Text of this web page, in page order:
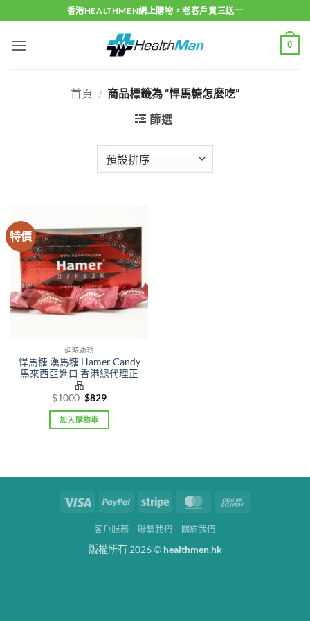
to
content
香港HEALTHMEN網上購物，老客戶買三送一
0
首頁 / 商品標籤為 “悍馬糖怎麼吃”
篩選
特價
延時助勃
悍馬糖 漢馬糖 Hamer Candy
馬來西亞進口 香港總代理正
品
$1000 Original
was:
$1000.
$829Current
is:
加入購物車
Visa PayPal Stripe MasterCard
客戶服務 聯繫我們 關於我們
版權所有 2026 © healthmen.hk